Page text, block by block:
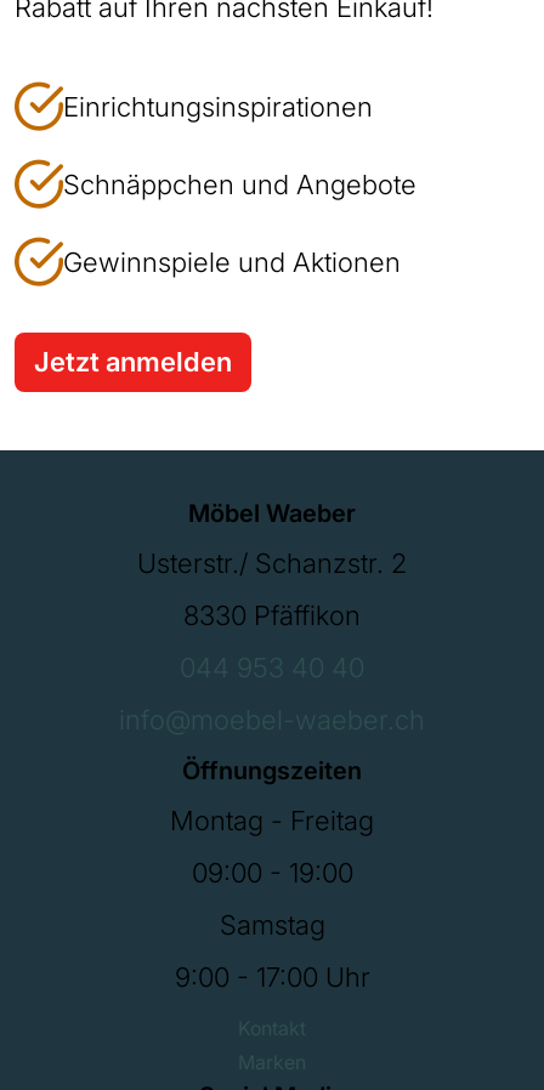
Rabatt auf Ihren nächsten Einkauf!
Einrichtungsinspirationen
Schnäppchen und Angebote
Gewinnspiele und Aktionen
Jetzt anmelden
Möbel Waeber
Usterstr./ Schanzstr. 2
8330 Pfäffikon
044 953 40 40
info@moebel-waeber.ch
Öffnungszeiten
Montag - Freitag
09:00 - 19:00
Samstag
9:00 - 17:00 Uhr
Kontakt
Marken